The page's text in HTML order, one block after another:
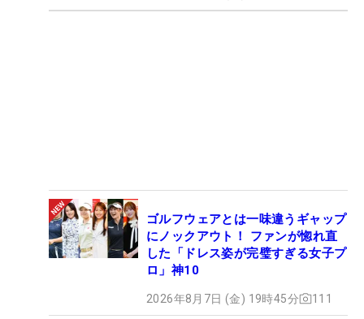
ゴルフウェアとは一味違うギャップ
にノックアウト！ ファンが惚れ直
した「ドレス姿が完璧すぎる女子プ
ロ」神10
2026年8月7日 (金) 19時45分 111